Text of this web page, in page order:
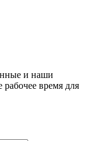
и наши
время для